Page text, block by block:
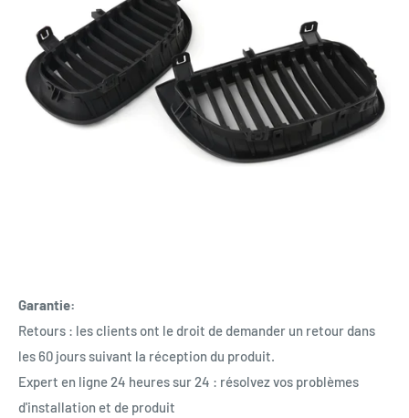
Garantie:
Retours : les clients ont le droit de demander un retour dans
les 60 jours suivant la réception du produit.
Expert en ligne 24 heures sur 24 : résolvez vos problèmes
d'installation et de produit